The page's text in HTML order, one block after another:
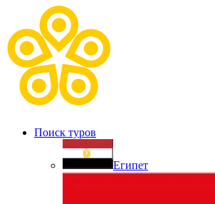
Поиск туров
Египет